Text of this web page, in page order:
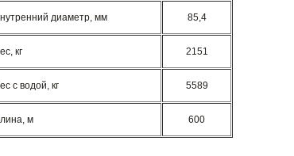
диаметр, мм 85,4
кг 2151
с водой, кг 5589
м 600